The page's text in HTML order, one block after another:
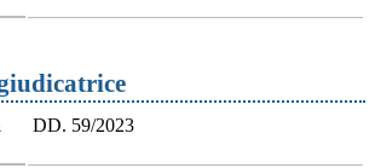
DD. 59/2023